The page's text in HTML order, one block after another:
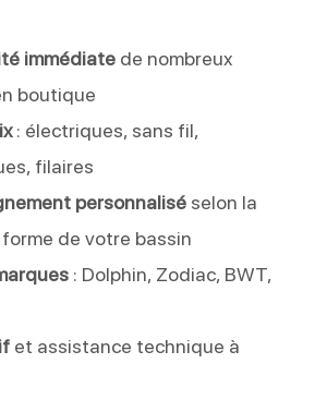
immédiatede nombreux
boutique
: électriques, sans fil,
filaires
personnaliséselon la
de votre bassin
: Dolphin, Zodiac, BWT,
et assistance technique à